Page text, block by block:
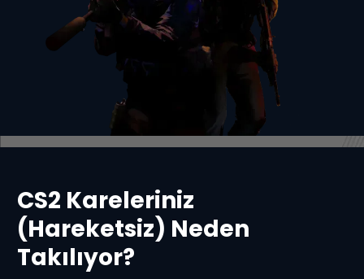
CS2 Kareleriniz
(Hareketsiz) Neden
Takılıyor?